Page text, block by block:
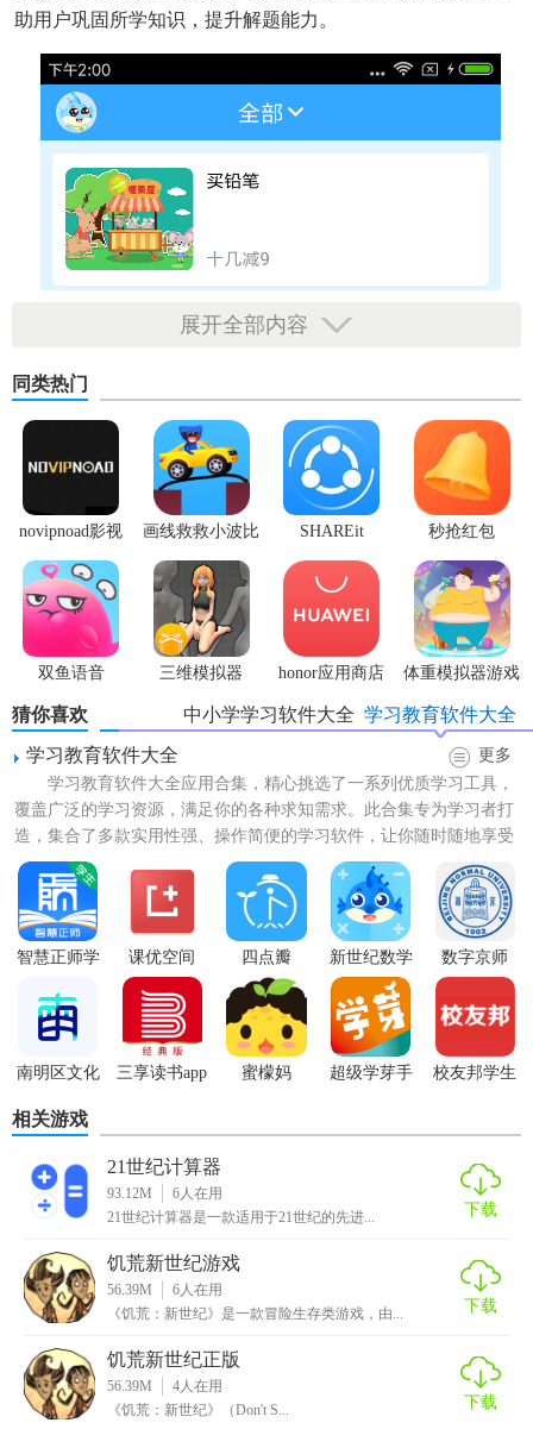
助用户巩固所学知识，提升解题能力。
【新世纪数学特色】
1. 知识点全面覆盖：从基础运算到复杂公式，从几何图形到
概率统计，新世纪数学覆盖了数学学习的各个方面。
2. 互动式教学：通过动画、视频、互动问答等多种形式，使
数学学习更加生动有趣，易于理解。
3. 个性化学习计划：根据用户的学习进度和水平，智能推荐
4. 实时评估与反馈：提供即时评估系统，对用户的学习成果
进行实时监测，并给予针对性的反馈和建议。
【新世纪数学亮点】
1. 智能解题助手：内置智能解题助手，能够为用户提供解题
思路和方法，帮助学生解决难题。
2. 社区互动：用户可以在软件内与其他数学爱好者交流学习
展开全部内容
同类热门
novipnoad影视
平台手机版
画线救救小波比
最新版
SHAREit
秒抢红包
app2.7.3
双鱼语音
三维模拟器
1.5.23
honor应用商店 体重模拟器游戏
猜你喜欢 学习教育软件大全
中小学学习软件大全
学习教育软件大全
更多
学习教育软件大全应用合集，精心挑选了一系列优质学习工具，
覆盖广泛的学习资源，满足你的各种求知需求。此合集专为学习者打
造，集合了多款实用性强、操作简便的学习软件，让你随时随地享受
在线学习的便利。所有资源...
智慧正师学
课优空间
2026最新版
四点瓣 新世纪数学 数字京师
南明区文化
三享读书app 蜜檬妈
超级学芽手
校友邦学生
相关游戏
21世纪计算器
93.12M 6人在用
21世纪计算器是一款适用于21世纪的先进...
下载
饥荒新世纪游戏
56.39M 6人在用
《饥荒：新世纪》是一款冒险生存类游戏，由...
下载
饥荒新世纪正版
56.39M 4人在用
《饥荒：新世纪》（Don't S...
下载